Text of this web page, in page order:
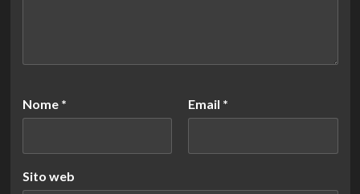
Nome * Email *
Sito web